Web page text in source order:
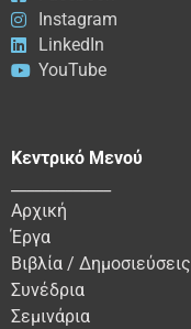
Instagram
LinkedIn
YouTube
Κεντρικό Μενού
Αρχική
Έργα
Βιβλία / Δημοσιεύσεις
Συνέδρια
Σεμινάρια